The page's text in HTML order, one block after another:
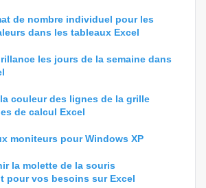
de nombre individuel pour les
dans les tableaux Excel
les jours de la semaine dans
couleur des lignes de la grille
de calcul Excel
moniteurs pour Windows XP
la molette de la souris
pour vos besoins sur Excel